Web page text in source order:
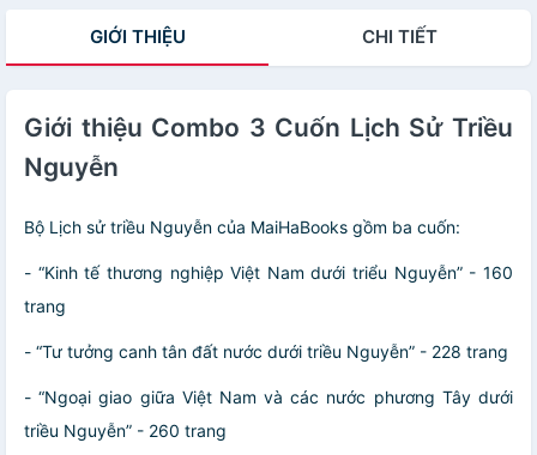
GIỚI THIỆU CHI TIẾT
Giới thiệu Combo 3 Cuốn Lịch Sử Triều
Nguyễn
Bộ Lịch sử triều Nguyễn của MaiHaBooks gồm ba cuốn:
- “Kinh tế thương nghiệp Việt Nam dưới triểu Nguyễn” - 160
trang
- “Tư tưởng canh tân đất nước dưới triều Nguyễn” - 228 trang
- “Ngoại giao giữa Việt Nam và các nước phương Tây dưới
triều Nguyễn” - 260 trang